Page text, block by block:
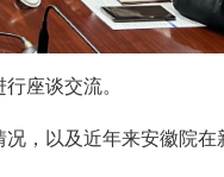
座谈交流。
以及近年来安徽院在